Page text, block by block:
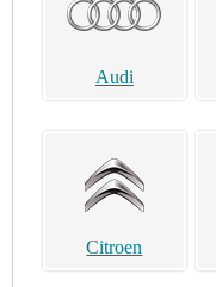
Audi
Citroen